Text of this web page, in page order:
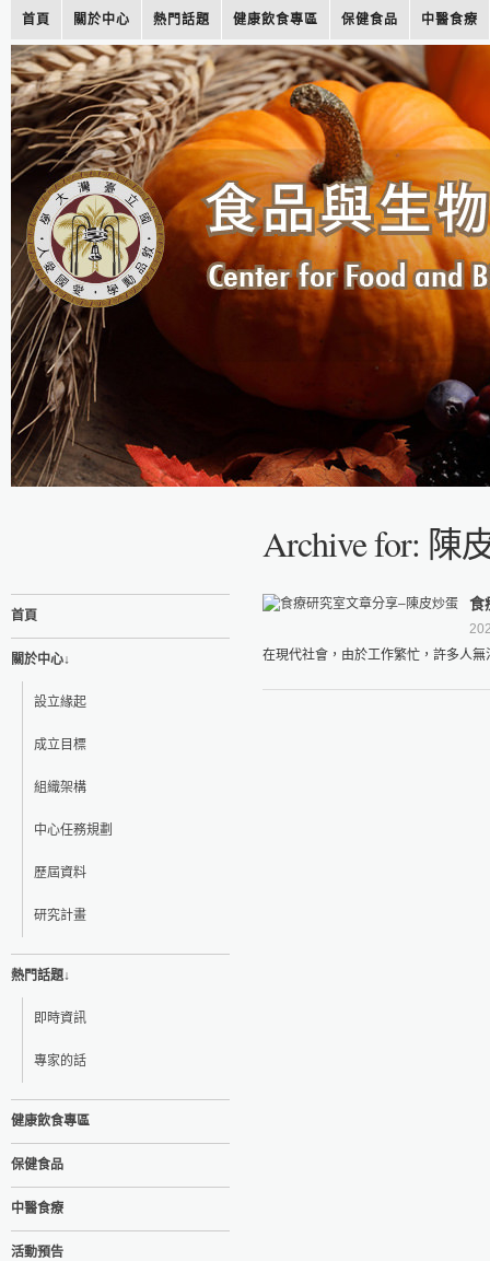
首頁 關於中心 熱門話題 健康飲食專區 保健食品 中醫食療
Archive for: 陳
首頁
關於中心↓
設立緣起
成立目標
組織架構
中心任務規劃
歷屆資料
研究計畫
熱門話題↓
即時資訊
專家的話
健康飲食專區
保健食品
中醫食療
活動預告
食
在現代社會，由於工作繁忙，許多人